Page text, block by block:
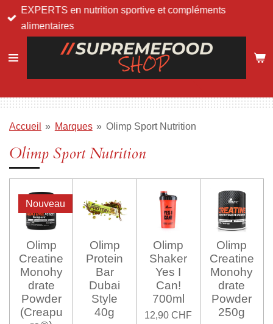
Passer
principal
EXPERTS en nutrition sportive et compléments
alimentaires
Accueil » Marques » Olimp Sport Nutrition
Olimp Sport Nutrition
Nouveau
Olimp
Creatine
Monohy
drate
Powder
(Creapu
Olimp
Protein
Bar
Dubai
Style
40g
Olimp
Shaker
Yes I
Can!
700ml
12,90 CHF
Olimp
Creatine
Monohy
drate
Powder
250g